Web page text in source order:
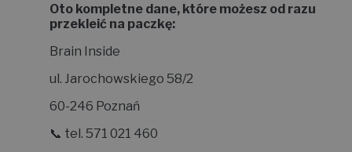
Oto kompletne dane, które możesz od razu
przekleić na paczkę:
Brain Inside
ul. Jarochowskiego 58/2
60-246 Poznań
📞 tel. 571 021 460